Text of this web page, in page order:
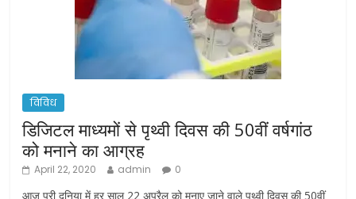
विविध
डिजिटल माध्यमों से पृथ्वी दिवस की 50वीं वर्षगांठ
को मनाने का आग्रह
April 22, 2020 admin 0
आज पूरी दुनिया में हर साल 22 अप्रैल को मनाए जाने वाले पृथ्वी दिवस की 50वीं